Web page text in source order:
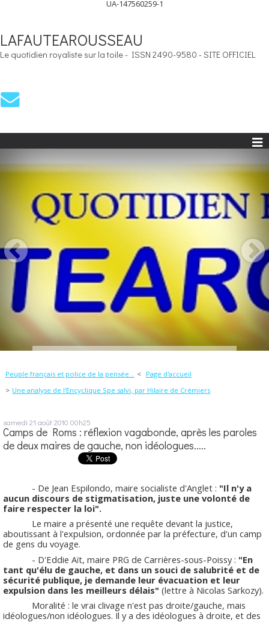
UA-147560259-1
LAFAUTEAROUSSEAU
Le quotidien royaliste sur la toile - ISSN 2490-9580 - SITE OFFICIEL
Peuple français et police de la pensée...
Page d'accueil
Une analyse de l'Encyclique Spe salvi, par Hilaire de Crémiers
samedi 21 août 2010 00h25
Camps de Roms : réflexion vagabonde, après les paroles
de deux maires de gauche, non idéologues.....
- De Jean Espilondo, maire socialiste d'Anglet : "Il n'y a
aucun discours de stigmatisation, juste une volonté de
faire respecter la loi".
Le maire a présenté une requête devant la justice,
aboutissant à l'expulsion, ordonnée par la préfecture, d'un camp
de gens du voyage.
- D'Eddie Aït, maire PRG de Carrières-sous-Poissy : "En
tant qu'élu de gauche, et dans un souci de salubrité et de
sécurité publique, je demande leur évacuation et leur
expulsion dans les meilleurs délais" (lettre à Nicolas Sarkozy).
Moralité : le vrai clivage n'est pas droite/gauche, mais
idéologues/non idéologues. Il y a des idéologues à droite, et des